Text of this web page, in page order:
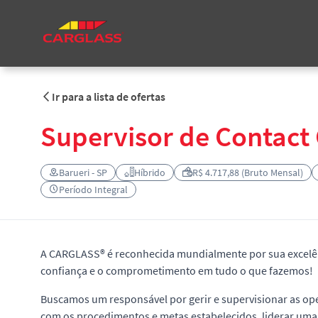
Ir para a lista de ofertas
Supervisor de Contact
Barueri - SP Híbrido
R$ 4.717,88 (Bruto Mensal)
Período Integral
A CARGLASS® é reconhecida mundialmente por sua
confiança e o comprometimento em tudo o que fazemos!
Buscamos um responsável por gerir e supervisionar as